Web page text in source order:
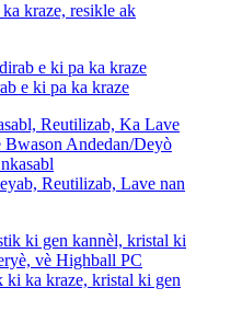
kraze, resikle ak
e ki pa ka kraze
Reutilizab, Lave nan
ka kraze, kristal ki gen